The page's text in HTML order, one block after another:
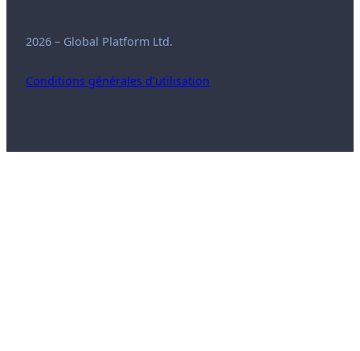
2026 – Global Platform Ltd.
Conditions générales d’utilisation